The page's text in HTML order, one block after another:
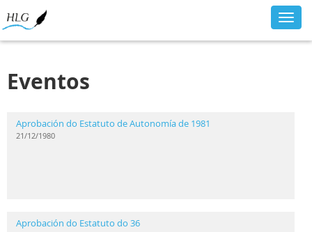
Eventos
Aprobación do Estatuto de Autonomía de 1981
21/12/1980
Aprobación do Estatuto do 36